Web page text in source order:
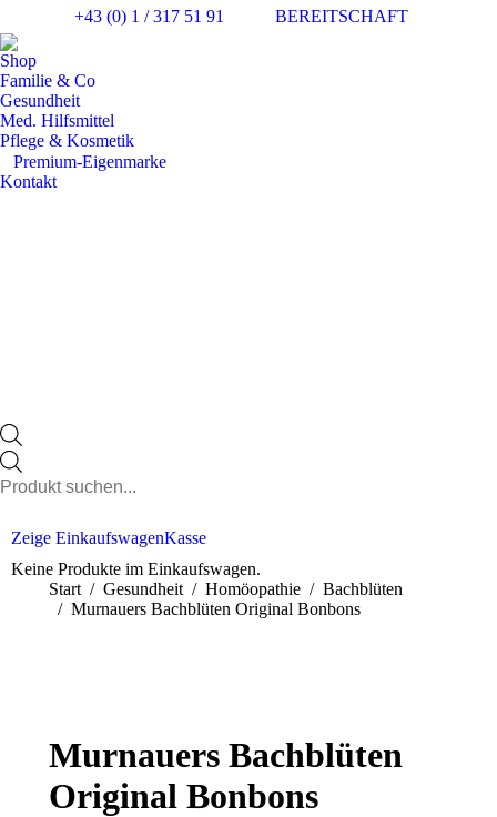
+43 (0) 1 / 317 51 91 BEREITSCHAFT
Shop
Familie & Co
Gesundheit
Med. Hilfsmittel
Pflege & Kosmetik
⠀​Premium-Eigenmarke
Kontakt
search
Zeige EinkaufswagenKasse
Keine Produkte im Einkaufswagen.
Sie befinden sich hier:
Start Gesundheit Homöopathie
Bachblüten
Murnauers Bachblüten Original Bonbons
Murnauers Bachblüten
Original Bonbons